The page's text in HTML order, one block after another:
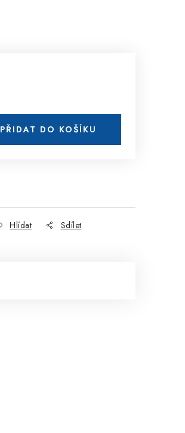
PŘIDAT DO KOŠÍKU
Hlídat Sdílet